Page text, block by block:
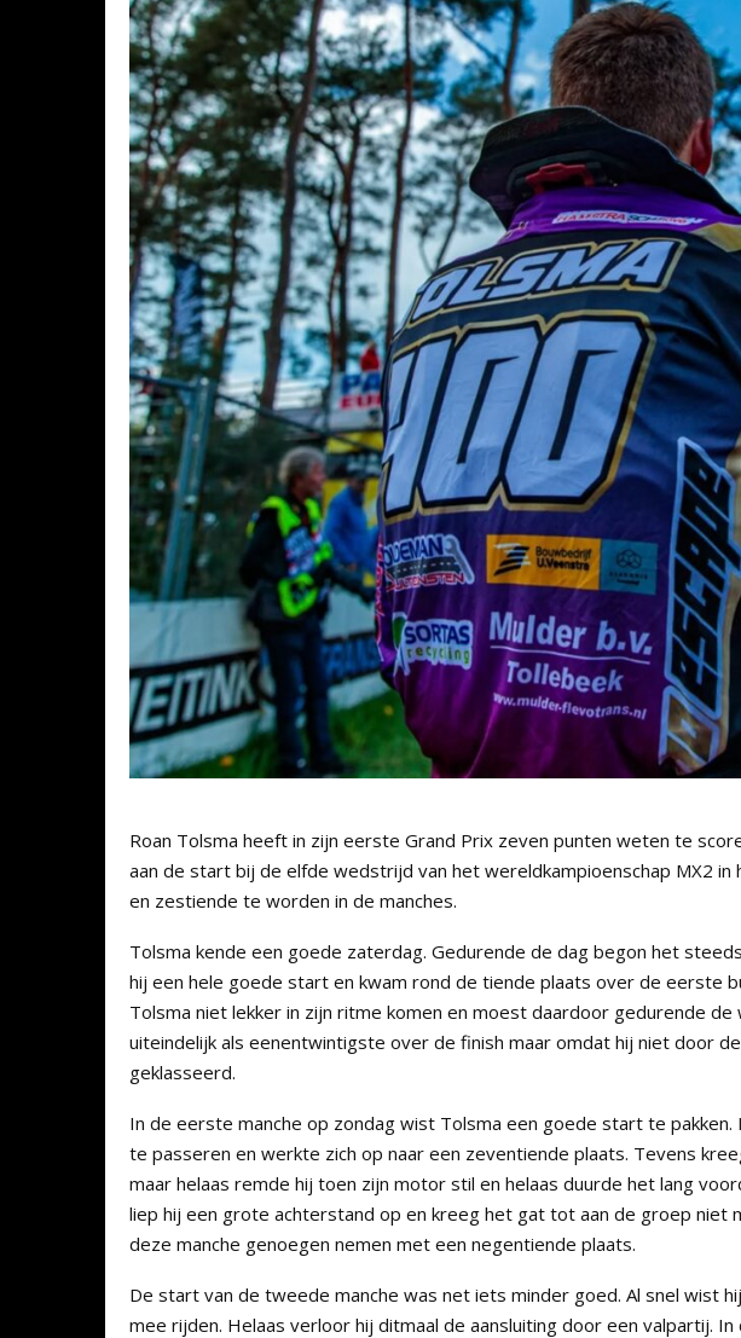
Roan Tolsma heeft in zijn eerste Grand Prix zeven punten weten te
aan de start bij de elfde wedstrijd van het wereldkampioenschap MX2
en zestiende te worden in de manches.
Tolsma kende een goede zaterdag. Gedurende de dag begon het
hij een hele goede start en kwam rond de tiende plaats over de eerste
Tolsma niet lekker in zijn ritme komen en moest daardoor gedurende
uiteindelijk als eenentwintigste over de finish maar omdat hij niet door
geklasseerd.
In de eerste manche op zondag wist Tolsma een goede start te
te passeren en werkte zich op naar een zeventiende plaats. Tevens
maar helaas remde hij toen zijn motor stil en helaas duurde het lang
liep hij een grote achterstand op en kreeg het gat tot aan de groep niet
deze manche genoegen nemen met een negentiende plaats.
De start van de tweede manche was net iets minder goed. Al snel wist
mee rijden. Helaas verloor hij ditmaal de aansluiting door een valpartij.